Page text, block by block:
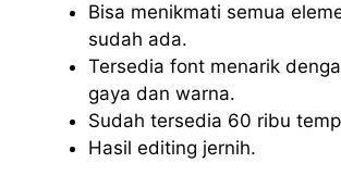
Bisa menikmati semua
sudah ada.
Tersedia font menarik
gaya dan warna.
Sudah tersedia 60 ribu
Hasil editing jernih.